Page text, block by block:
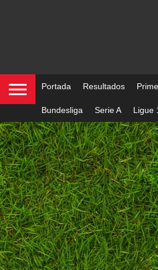
Portada Resultados
Bundesliga Serie A Ligue